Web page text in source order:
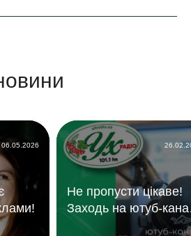
06.05.2026
Не пропусти цікаве!
Заходь на ютуб-
«УХ Радіо 101,1 фм»